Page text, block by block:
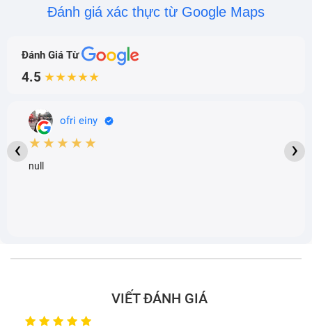
Đánh giá xác thực từ Google Maps
Đánh Giá Từ
4.5 ★★★★★
ofri einy
★★★★★
null
‹ ›
VIẾT ĐÁNH GIÁ